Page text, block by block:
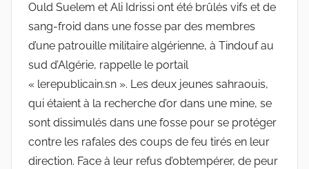
Ould Suelem et Ali Idrissi ont été brûlés vifs et de
sang-froid dans une fosse par des membres
d’une patrouille militaire algérienne, à Tindouf au
sud d’Algérie, rappelle le portail
« lerepublicain.sn ». Les deux jeunes sahraouis,
qui étaient à la recherche d’or dans une mine, se
sont dissimulés dans une fosse pour se protéger
contre les rafales des coups de feu tirés en leur
direction. Face à leur refus d’obtempérer, de peur